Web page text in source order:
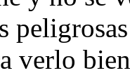
verlo